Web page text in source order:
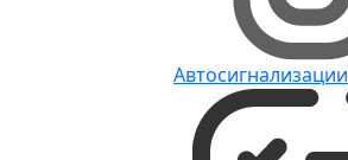
Автосигнализации